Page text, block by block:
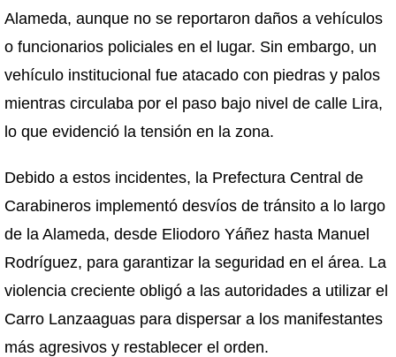
Alameda, aunque no se reportaron daños a vehículos
o funcionarios policiales en el lugar. Sin embargo, un
vehículo institucional fue atacado con piedras y palos
mientras circulaba por el paso bajo nivel de calle Lira,
lo que evidenció la tensión en la zona.
Debido a estos incidentes, la Prefectura Central de
Carabineros implementó desvíos de tránsito a lo largo
de la Alameda, desde Eliodoro Yáñez hasta Manuel
Rodríguez, para garantizar la seguridad en el área. La
violencia creciente obligó a las autoridades a utilizar el
Carro Lanzaaguas para dispersar a los manifestantes
más agresivos y restablecer el orden.